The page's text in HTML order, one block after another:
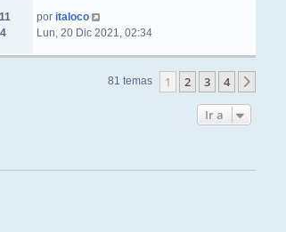
11
por italoco
Lun, 20 Dic 2021, 02:34
81 temas 1 2 3 4
Ir a